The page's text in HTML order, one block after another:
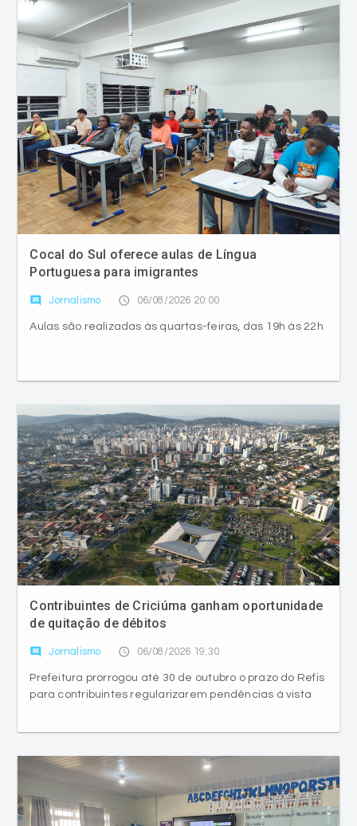
Cocal do Sul oferece aulas de Língua
Portuguesa para imigrantes
comment Jornalismo access_time 06/08/2026 20:00
Aulas são realizadas às quartas-feiras, das 19h às 22h
Contribuintes de Criciúma ganham oportunidade
de quitação de débitos
comment Jornalismo access_time 06/08/2026 19:30
Prefeitura prorrogou até 30 de outubro o prazo do Refis
para contribuintes regularizarem pendências à vista